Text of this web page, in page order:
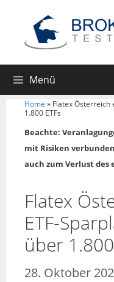
Menü
Home » Flatex Österreich
1.800 ETFs
Beachte:
mit Risiken
auch zum Verlust
Flatex
ETF-
über
28. Oktober